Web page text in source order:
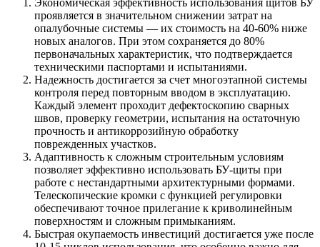
проявляется в значительном снижении затрат на
опалубочные системы — их стоимость на 40-60% ниже
новых аналогов. При этом сохраняется до 80%
первоначальных характеристик, что подтверждается
техническими паспортами и испытаниями.
Надежность достигается за счет многоэтапной системы
контроля перед повторным вводом в эксплуатацию.
Каждый элемент проходит дефектоскопию сварных
швов, проверку геометрии, испытания на остаточную
прочность и антикоррозийную обработку
поврежденных участков.
Адаптивность к сложным строительным условиям
позволяет эффективно использовать БУ-щиты при
работе с нестандартными архитектурными формами.
Телескопические кромки с функцией регулировки
обеспечивают точное прилегание к криволинейным
поверхностям и сложным примыканиям.
Быстрая окупаемость инвестиций достигается уже после